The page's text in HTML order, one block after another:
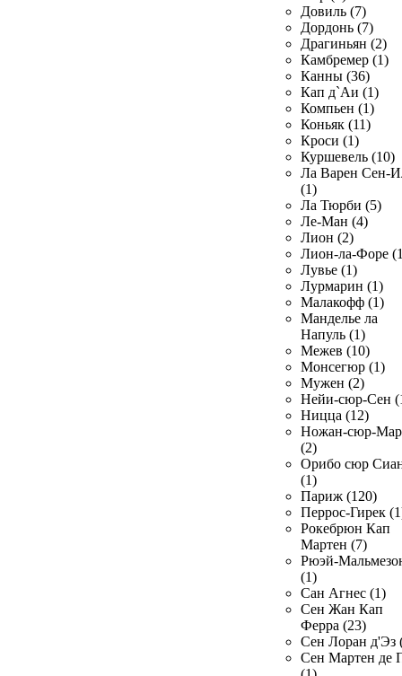
Довиль (7)
Дордонь (7)
Драгиньян (2)
Камбремер (1)
Канны (36)
Кап д`Аи (1)
Компьен (1)
Коньяк (11)
Кроси (1)
Куршевель (10)
Ла Варен Сен-
(1)
Ла Тюрби (5)
Ле-Ман (4)
Лион (2)
Лион-ла-Форе
Лувье (1)
Лурмарин (1)
Малакофф (1)
Манделье ла
Напуль (1)
Межев (10)
Монсегюр (1)
Мужен (2)
Нейи-сюр-Сен
Ницца (12)
Ножан-сюр-
(2)
Орибо сюр
(1)
Париж (120)
Перрос-Гирек
Рокебрюн Кап
Мартен (7)
Рюэй-
(1)
Сан Агнес (1)
Сен Жан Кап
Ферра (23)
Сен Лоран д'Эз
Сен Мартен де